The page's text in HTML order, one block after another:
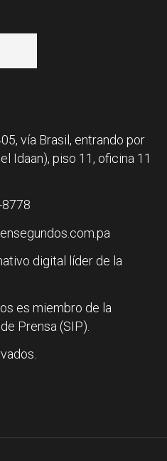
vía Brasil, entrando por
Idaan), piso 11, oficina 11
digital líder de la
es miembro de la
Prensa (SIP).